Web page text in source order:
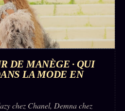
DE MANÈGE · QUI
LA MODE EN
chez Chanel, Demna chez